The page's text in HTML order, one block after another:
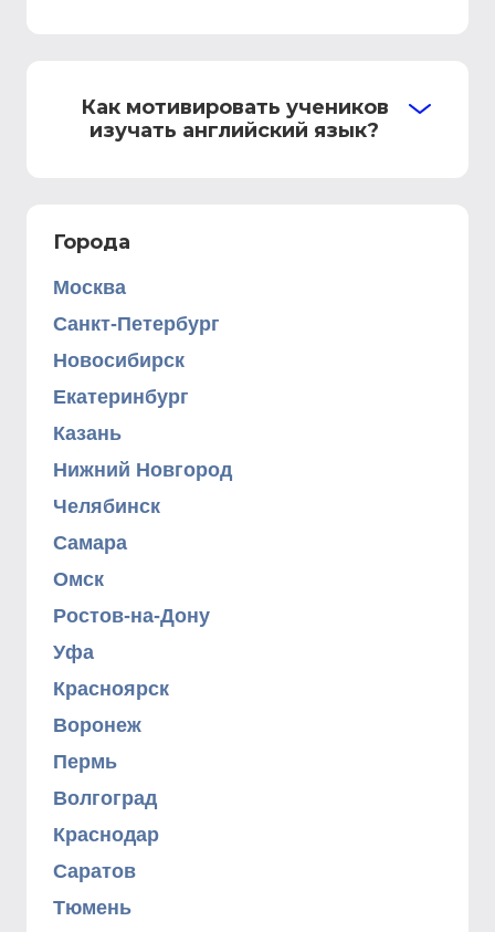
Как мотивировать учеников
изучать английский язык?
Города
Москва
Санкт-Петербург
Новосибирск
Екатеринбург
Казань
Нижний Новгород
Челябинск
Самара
Омск
Ростов-на-Дону
Уфа
Красноярск
Воронеж
Пермь
Волгоград
Краснодар
Саратов
Тюмень